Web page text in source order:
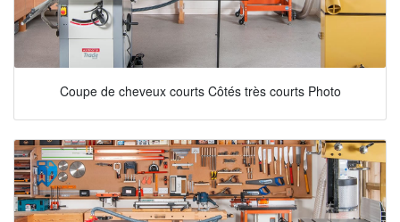
Coupe de cheveux courts Côtés très courts Photo